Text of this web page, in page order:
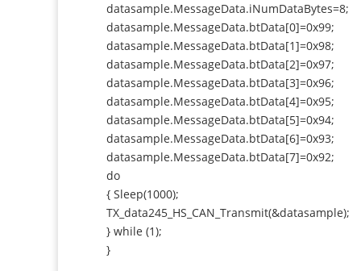
datasample.MessageData.iNumDataBytes=8;
datasample.MessageData.btData[0]=0x99;
datasample.MessageData.btData[1]=0x98;
datasample.MessageData.btData[2]=0x97;
datasample.MessageData.btData[3]=0x96;
datasample.MessageData.btData[4]=0x95;
datasample.MessageData.btData[5]=0x94;
datasample.MessageData.btData[6]=0x93;
datasample.MessageData.btData[7]=0x92;
do
{ Sleep(1000);
TX_data245_HS_CAN_Transmit(&datasample);
} while (1);
}